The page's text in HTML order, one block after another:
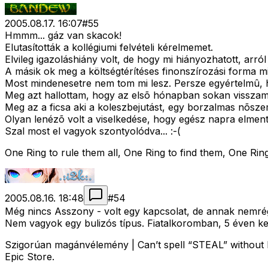
2005.08.17. 16:07#55
Hmmm... gáz van skacok!
Elutasították a kollégiumi felvételi kérelmemet.
Elvileg igazoláshiány volt, de hogy mi hiányozhatott,
A másik ok meg a költségtérítéses finonszírozási forma
Most mindenesetre nem tom mi lesz. Persze
Meg azt hallottam, hogy az elsõ hónapban sokan
Meg az a ficsa aki a koleszbejutást, egy borzalmas
Olyan lenézõ volt a viselkedése, hogy egész napra
Szal most el vagyok szontyolódva... :-(
One Ring to rule them all, One Ring to find them, One
2005.08.16. 18:48 #54
Még nincs Asszony - volt egy kapcsolat, de annak
Nem vagyok egy bulizós típus. Fiatalkoromban, 5 éven
Szigorúan magánvélemény | Can’t spell “STEAL”
Epic Store.